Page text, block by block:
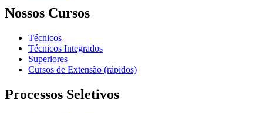
Nossos Cursos
Técnicos
Técnicos Integrados
Superiores
Cursos de Extensão (rápidos)
Processos Seletivos